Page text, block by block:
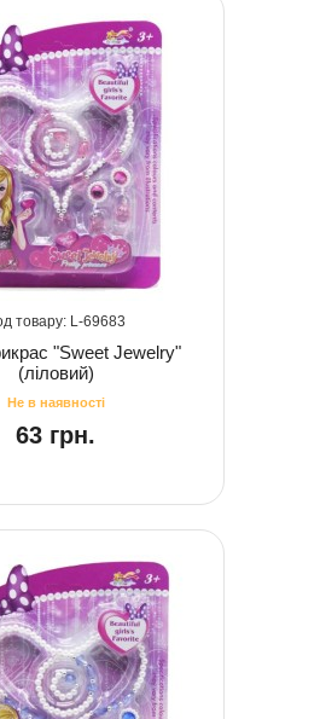
69683
"Sweet Jewelry"
(ліловий)
63 грн.